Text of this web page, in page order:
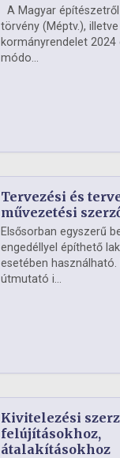
A Magyar
törvény (Méptv.),
kormányrendelet
módo...
Tervezési és
művezetési
Elsősorban egyszerű
engedéllyel építhető
esetében használható.
útmutató i...
Kivitelezési
felújításokhoz,
átalakításokhoz